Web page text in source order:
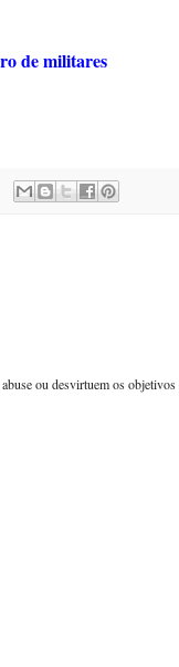
de militares
ou desvirtuem os